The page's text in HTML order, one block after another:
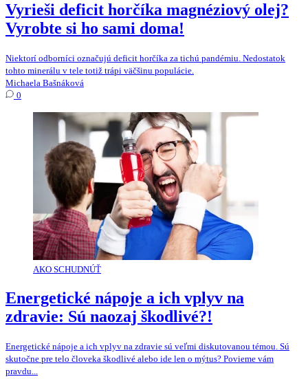
Vyrieši deficit horčíka magnéziový olej?
Vyrobte si ho sami doma!
Niektorí odborníci označujú deficit horčíka za tichú pandémiu. Nedostatok
tohto minerálu v tele totiž trápi väčšinu populácie.
Michaela Bašnáková
0
AKO SCHUDNÚŤ
Energetické nápoje a ich vplyv na
zdravie: Sú naozaj škodlivé?!
Energetické nápoje a ich vplyv na zdravie sú veľmi diskutovanou témou. Sú
skutočne pre telo človeka škodlivé alebo ide len o mýtus? Povieme vám
pravdu...